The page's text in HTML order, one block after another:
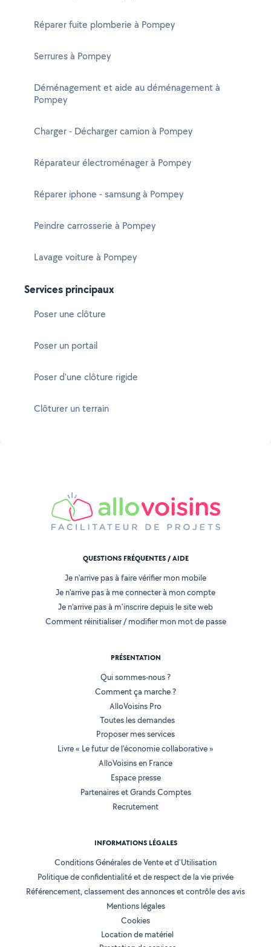
Réparer fuite plomberie à Pompey
Serrures à Pompey
Déménagement et aide au déménagement à
Pompey
Charger - Décharger camion à Pompey
Réparateur électroménager à Pompey
Réparer iphone - samsung à Pompey
Peindre carrosserie à Pompey
Lavage voiture à Pompey
Services principaux
Poser une clôture
Poser un portail
Poser d'une clôture rigide
Clôturer un terrain
QUESTIONS FRÉQUENTES / AIDE
Je n'arrive pas à faire vérifier mon mobile
Je n'arrive pas à me connecter à mon compte
Je n'arrive pas à m'inscrire depuis le site web
Comment réinitialiser / modifier mon mot de passe
PRÉSENTATION
Qui sommes-nous ?
Comment ça marche ?
AlloVoisins Pro
Toutes les demandes
Proposer mes services
Livre « Le futur de l'économie collaborative »
AlloVoisins en France
Espace presse
Partenaires et Grands Comptes
Recrutement
INFORMATIONS LÉGALES
Conditions Générales de Vente et d'Utilisation
Politique de confidentialité et de respect de la vie privée
Référencement, classement des annonces et contrôle des avis
Mentions légales
Cookies
Location de matériel